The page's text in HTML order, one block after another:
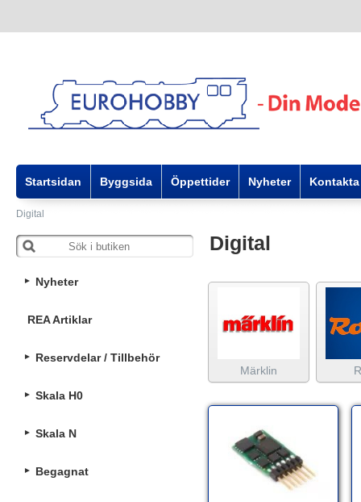
Startsidan Byggsida Öppettider Nyheter
Digital
Nyheter
REA Artiklar
Reservdelar / Tillbehör
Skala H0
Skala N
Begagnat
Digital
Märklin